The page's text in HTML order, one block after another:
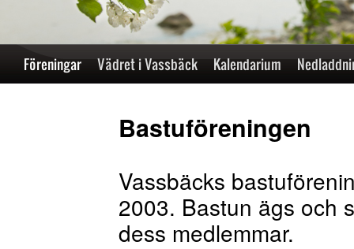
Hoppa
Föreningar Vädret i Vassbäck Kalendarium
Bastuföreningen
Vassbäcks
2003. Bastun ägs och
dess medlemmar.